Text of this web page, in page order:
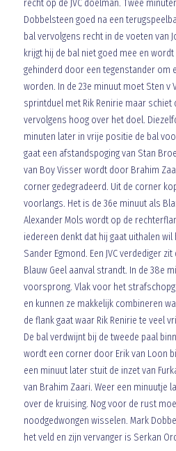
recht op de JVC doelman. Twee
Dobbelsteen goed na een
bal vervolgens recht in de voeten van
krijgt hij de bal niet goed mee en
gehinderd door een tegenstander om
worden. In de 23e minuut moet Sten v
sprintduel met Rik Renirie maar schiet
vervolgens hoog over het doel.
minuten later in vrije positie de bal
gaat een afstandspoging van Stan
van Boy Visser wordt door Brahim
corner gedegradeerd. Uit de corner
voorlangs. Het is de 36e minuut als
Alexander Mols wordt op de
iedereen denkt dat hij gaat uithalen wil
Sander Egmond. Een JVC verdediger
Blauw Geel aanval strandt. In de 38e
voorsprong. Vlak voor het
en kunnen ze makkelijk combineren
de flank gaat waar Rik Renirie te veel
De bal verdwijnt bij de tweede paal
wordt een corner door Erik van Loon
een minuut later stuit de inzet van
van Brahim Zaari. Weer een minuutje
over de kruising. Nog voor de rust
noodgedwongen wisselen. Mark
het veld en zijn vervanger is Serkan